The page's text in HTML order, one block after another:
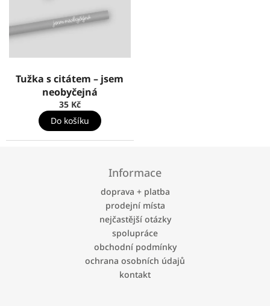
Tužka s citátem – jsem
neobyčejná
35 Kč
Do košíku
Informace
doprava + platba
prodejní místa
nejčastější otázky
spolupráce
obchodní podmínky
ochrana osobních údajů
kontakt